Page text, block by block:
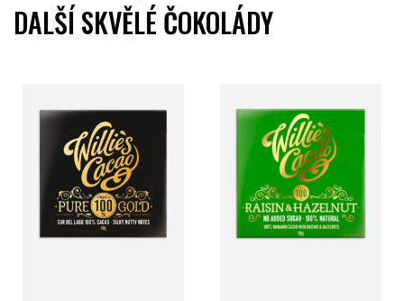
DALŠÍ SKVĚLÉ ČOKOLÁDY